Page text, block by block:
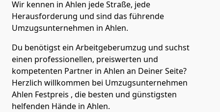
Wir kennen in Ahlen jede Straße, jede
Herausforderung und sind das führende
Umzugsunternehmen in Ahlen.
Du benötigst ein Arbeitgeberumzug und suchst
einen professionellen, preiswerten und
kompetenten Partner in Ahlen an Deiner Seite?
Herzlich willkommen bei Umzugsunternehmen
Ahlen Festpreis , die besten und günstigsten
helfenden Hände in Ahlen.